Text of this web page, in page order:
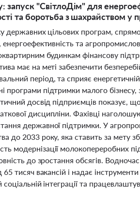
запуск "СвітлоДім" для
та боротьба з шахрайством у
державних цільових програм,
енергоефективність та
будинкам фінансову
має на меті забезпечити
період, та сприяє
програми підтримки малого
досвід підприємців показує,
дисципліни. Фахівці
державної підтримки. У
до 2033 року, яка ставить за мету
модернізації молокопереробних
до зростання обсягів.
тисяч вакансій і надає
інтеграції та